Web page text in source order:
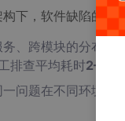
下，软件缺陷的复
务、跨模块的分布
排查平均耗时‌2–4小时
一问题在不同环境、